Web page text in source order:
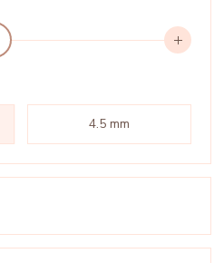
4.5 mm